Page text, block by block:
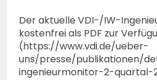
Der aktuelle VDI-/IW-
kostenfrei als PDF zur
(https://www.vdi.de/ueber-
uns/presse/publikationen/
ingenieurmonitor-2-quartal-